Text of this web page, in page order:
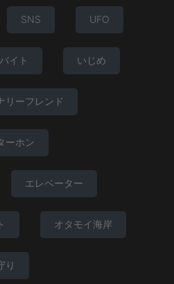
SNS UFO
イト いじめ
リーフレンド
ーホン
エレベーター
オタモイ海岸
り